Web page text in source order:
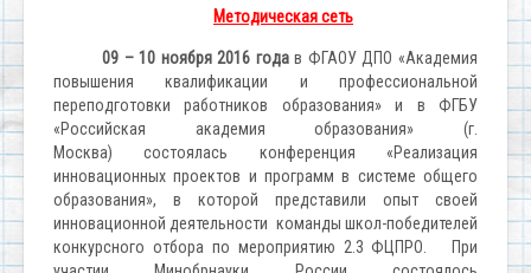
Методическая сеть
09 – 10 ноября 2016 годав ФГАОУ ДПО «Академия
повышения квалификации и профессиональной
переподготовки работников образования» и в ФГБУ
«Российская академия образования» (г.
Москва) состоялась конференция «Реализация
инновационных проектов и программ в системе общего
образования», в которой представили опыт своей
инновационной деятельности команды школ-победителей
конкурсного отбора по мероприятию 2.3 ФЦПРО. При